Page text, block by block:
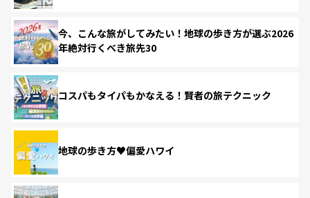
今、こんな旅がしてみたい！地球の歩き方が選ぶ2026
年絶対行くべき旅先30
コスパもタイパもかなえる！賢者の旅テクニック
地球の歩き方♥偏愛ハワイ